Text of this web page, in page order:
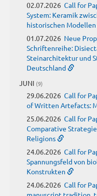
02.07.2026 Call for
System: Keramik
historischen Modellen
01.07.2026 Neue
Schriftenreihe:
Steinarchitektur und
Deutschland
JUNI (9)
29.06.2026 Call for
of Written Artefacts:
25.06.2026 Call for
Comparative
Religions
24.06.2026 Call for
Spannungsfeld von
Konstrukten
24.06.2026 Call for